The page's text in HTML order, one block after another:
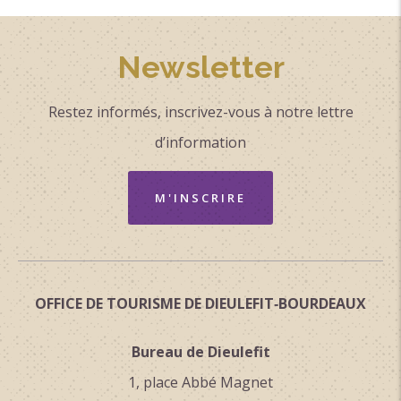
Virer à gauche, franchir, remonter en sous-bois (buis
Commencer la descente dans la pente exposée sud -
sud-ouest en pente douce dans un bois clair. Passer le
haut d'un thalweg et descendre plus franchement sur
le flanc de la combe. Poursuivre à travers d'anciennes
terrasses et retrouver le croisement des Côtes.
Très tôt, la Réforme se répand dans le pays de
Dieulefit où les protestant seront bientôt majoritaires.
Newsletter
Restez informés, inscrivez-vous à notre lettre
d’information
M'INSCRIRE
OFFICE DE TOURISME DE DIEULEFIT‑BOURDEAUX
Bureau de Dieulefit
1, place Abbé Magnet